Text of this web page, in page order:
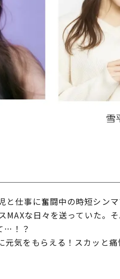
仕事に奮闘中の時短シンマ
な日々を送っていた。
…！？
気をもらえる！スカッと